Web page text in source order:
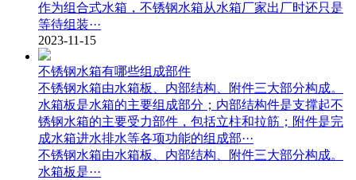
作为组合式水箱，不锈钢水箱从水箱厂家出厂时还只是
等待组装···
2023-11-15
不锈钢水箱有哪些组成部件
不锈钢水箱由水箱板、内部结构、附件三大部分构成。
水箱板是水箱的主要组成部分；内部结构件是支撑起不
锈钢水箱的主要受力部件，包括立柱和拉筋；附件是完
成水箱进水排水等各项功能的组成部···
不锈钢水箱由水箱板、内部结构、附件三大部分构成。
水箱板是···